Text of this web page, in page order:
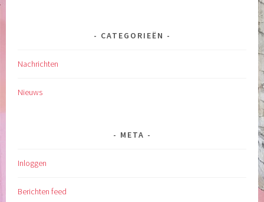
CATEGORIEËN
Nachrichten
Nieuws
META
Inloggen
Berichten feed